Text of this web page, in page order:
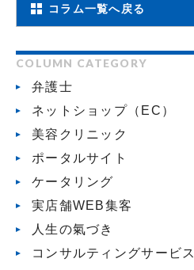
コラム一覧へ戻る
COLUMN CATEGORY
弁護士
ネットショップ（EC）
美容クリニック
ポータルサイト
ケータリング
実店舗WEB集客
人生の氣づき
コンサルティングサービス